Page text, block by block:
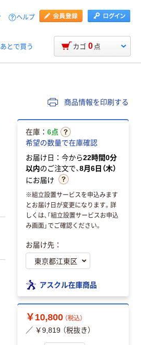
ヘルプ
あとで買う カゴ 0 点
商品情報を印刷する
在庫： 6点
希望の数量で在庫確認
お届け日：今から22時間0分
以内のご注文で、8月6日（木）
にお届け
※組立設置サービスを申込みます
とお届け日が変更になります。詳
しくは、「組立設置サービスお申込
み画面」でご確認ください。
お届け先：
アスクル在庫商品
￥10,800 （税込）
／ ￥9,819 （税抜き）